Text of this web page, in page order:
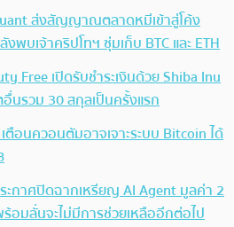
ส่งสัญญาณตลาดหมีเข้าสู่โค้ง
พบเจ้าคริปโทฯ ซุ่มเก็บ BTC และ ETH
Free เปิดรับชำระเงินด้วย Shiba Inu
อื่นรวม 30 สกุลเป็นครั้งแรก
ตือนควอนตัมอาจเจาะระบบ Bitcoin ได้
กาศปิดฉากเหรียญ AI Agent มูลค่า 2
อมลั่นจะไม่มีการช่วยเหลืออีกต่อไป